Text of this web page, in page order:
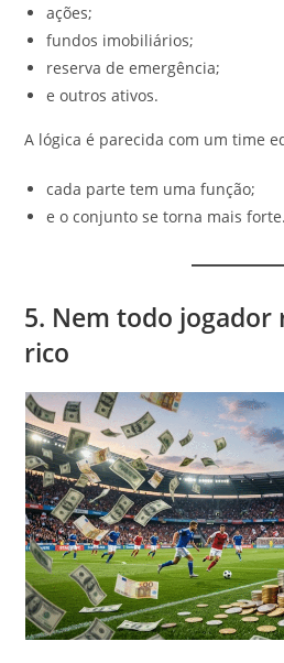
ações;
fundos imobiliários;
reserva de emergência;
e outros ativos.
A lógica é parecida com um time
cada parte tem uma função;
e o conjunto se torna mais forte.
5. Nem todo jogador
rico